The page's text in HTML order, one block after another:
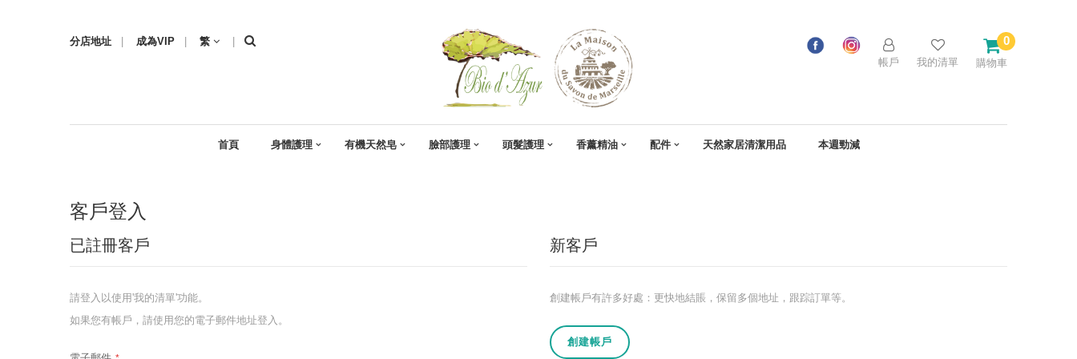
分店地址 成為VIP 繁 0
購物車
我的清單
帳戶
首頁 身體護理 有機天然皂 臉部護理 頭髮護理 香薰精油 配件 天然家居清潔用品 本週勁減
客戶登入
已註冊客戶
請登入以使用'我的清單'功能。
如果您有帳戶，請使用您的電子郵件地址登入。
新客戶
創建帳戶有許多好處：更快地結賬，保留多個地址，跟踪訂單等。
創建帳戶